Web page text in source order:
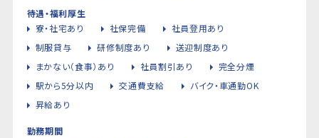
待遇・福利厚生
寮・社宅あり
社保完備
社員登用あり
制服貸与
研修制度あり
送迎制度あり
まかない（食事）あり
社員割引あり
完全分煙
駅から5分以内
交通費支給
バイク・車通勤OK
昇給あり
勤務期間